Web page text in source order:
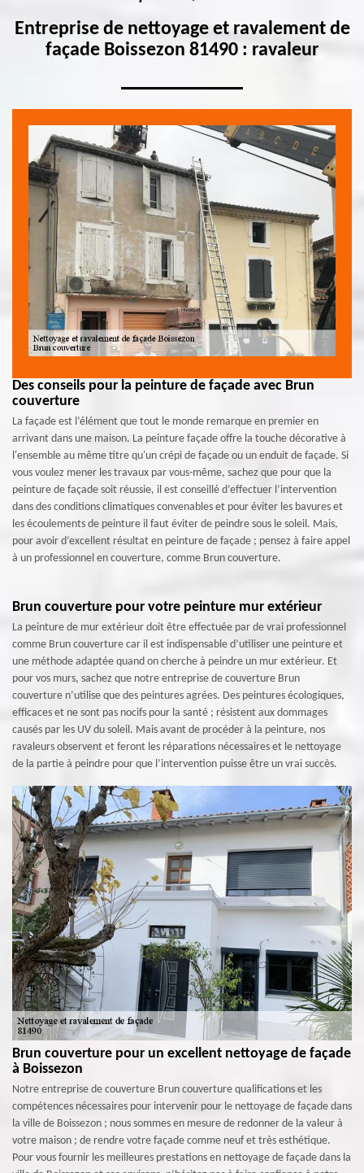
Entreprise de nettoyage et ravalement de
façade Boissezon 81490 : ravaleur
Des conseils pour la peinture de façade avec Brun
couverture
La façade est l’élément que tout le monde remarque en premier en
arrivant dans une maison. La peinture façade offre la touche décorative à
l'ensemble au même titre qu'un crépi de façade ou un enduit de façade. Si
vous voulez mener les travaux par vous-même, sachez que pour que la
peinture de façade soit réussie, il est conseillé d’effectuer l’intervention
dans des conditions climatiques convenables et pour éviter les bavures et
les écoulements de peinture il faut éviter de peindre sous le soleil. Mais,
pour avoir d’excellent résultat en peinture de façade ; pensez à faire appel
à un professionnel en couverture, comme Brun couverture.
Brun couverture pour votre peinture mur extérieur
La peinture de mur extérieur doit être effectuée par de vrai professionnel
comme Brun couverture car il est indispensable d’utiliser une peinture et
une méthode adaptée quand on cherche à peindre un mur extérieur. Et
pour vos murs, sachez que notre entreprise de couverture Brun
couverture n’utilise que des peintures agrées. Des peintures écologiques,
efficaces et ne sont pas nocifs pour la santé ; résistent aux dommages
causés par les UV du soleil. Mais avant de procéder à la peinture, nos
ravaleurs observent et feront les réparations nécessaires et le nettoyage
de la partie à peindre pour que l’intervention puisse être un vrai succès.
Brun couverture pour un excellent nettoyage de façade
à Boissezon
Notre entreprise de couverture Brun couverture qualifications et les
compétences nécessaires pour intervenir pour le nettoyage de façade dans
la ville de Boissezon ; nous sommes en mesure de redonner de la valeur à
votre maison ; de rendre votre façade comme neuf et très esthétique.
Pour vous fournir les meilleures prestations en nettoyage de façade dans la